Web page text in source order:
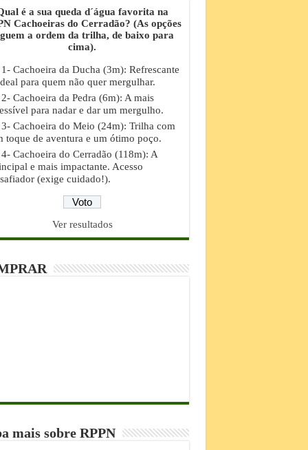
é a sua queda d´água favorita na
Cachoeiras do Cerradão? (As opções
a ordem da trilha, de baixo para
cima).
1- Cachoeira da Ducha (3m): Refrescante
para quem não quer mergulhar.
2- Cachoeira da Pedra (6m): A mais
para nadar e dar um mergulho.
3- Cachoeira do Meio (24m): Trilha com
toque de aventura e um ótimo poço.
4- Cachoeira do Cerradão (118m): A
e mais impactante. Acesso
(exige cuidado!).
Ver resultados
mais sobre RPPN